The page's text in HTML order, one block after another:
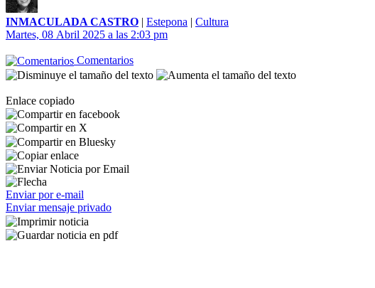
INMACULADA CASTRO | Estepona | Cultura
Martes, 08 Abril 2025 a las 2:03 pm
Comentarios
Enlace copiado
Enviar por e-mail
Enviar mensaje privado